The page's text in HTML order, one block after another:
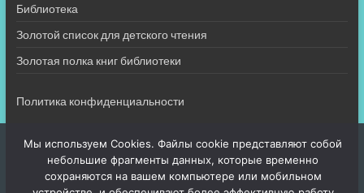
Библиотека
Золотой список для детского чтения
Золотая полка книг библиотеки
Политика конфиденциальности
Мы используем Cookies. Файлы cookie представляют собой
небольшие фрагменты данных, которые временно
сохраняются на вашем компьютере или мобильном